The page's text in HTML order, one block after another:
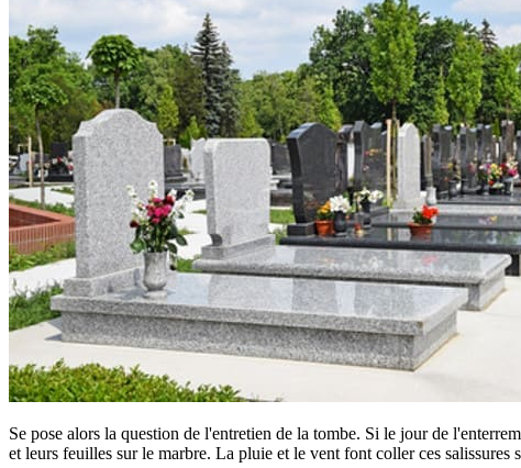
Se pose alors la question de l'entretien de la tombe. Si le jour de
et leurs feuilles sur le marbre. La pluie et le vent font coller ces salissures